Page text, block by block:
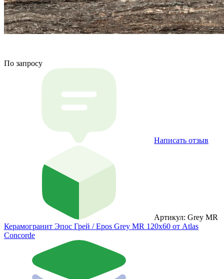
По запросу
Написать отзыв
Артикул: Grey MR
Керамогранит Эпос Грей / Epos Grey MR 120x60 от Atlas
Concorde